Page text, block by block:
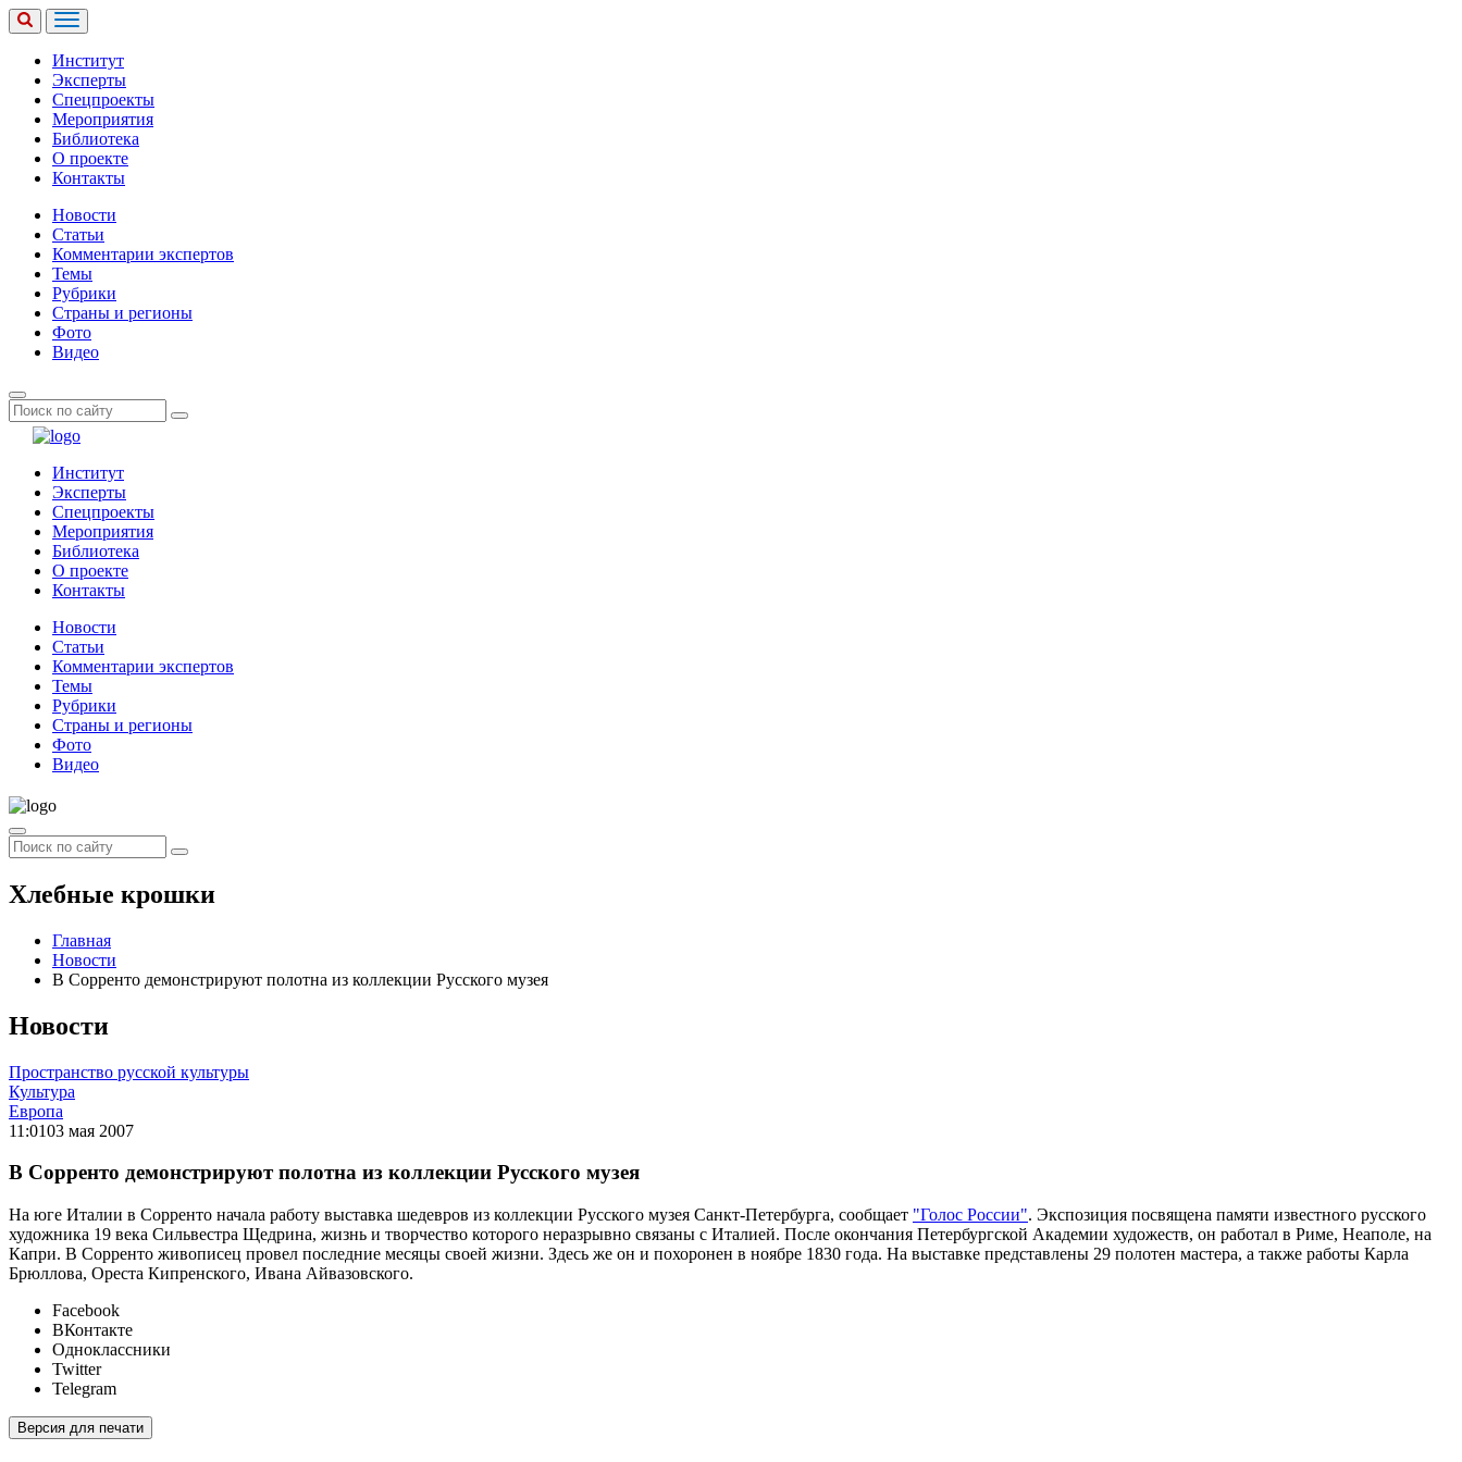
Институт
Эксперты
Спецпроекты
Мероприятия
Библиотека
О проекте
Контакты
Новости
Статьи
Комментарии экспертов
Темы
Рубрики
Страны и регионы
Фото
Видео
Институт
Эксперты
Спецпроекты
Мероприятия
Библиотека
О проекте
Контакты
Новости
Статьи
Комментарии экспертов
Темы
Рубрики
Страны и регионы
Фото
Видео
Хлебные крошки
Главная
Новости
В Сорренто демонстрируют полотна из коллекции Русского музея
Новости
Пространство русской культуры
Культура
Европа
11:0103 мая 2007
В Сорренто демонстрируют полотна из коллекции Русского музея
На юге Италии в Сорренто начала работу выставка шедевров из коллекции Русского музея Санкт-Петербурга, сообщает "Голос России". Экспозиция посвящена памяти известного русского
художника 19 века Сильвестра Щедрина, жизнь и творчество которого неразрывно связаны с Италией. После окончания Петербургской Академии художеств, он работал в Риме, Неаполе, на
Капри. В Сорренто живописец провел последние месяцы своей жизни. Здесь же он и похоронен в ноябре 1830 года. На выставке представлены 29 полотен мастера, а также работы Карла
Брюллова, Ореста Кипренского, Ивана Айвазовского.
Facebook
ВКонтакте
Одноклассники
Twitter
Telegram
Версия для печати